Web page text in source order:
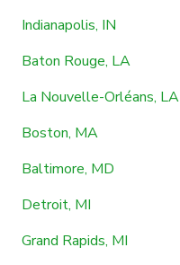
Indianapolis, IN
Baton Rouge, LA
La Nouvelle-Orléans, LA
Boston, MA
Baltimore, MD
Detroit, MI
Grand Rapids, MI